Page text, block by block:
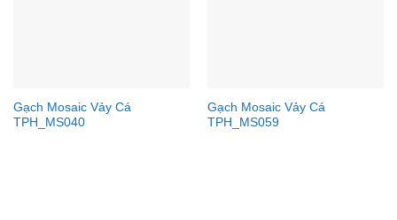
Gạch Mosaic Vảy Cá
TPH_MS040
Gạch Mosaic Vảy Cá
TPH_MS059